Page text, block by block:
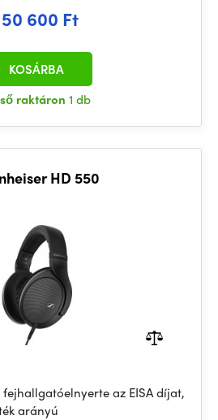
600 Ft
raktáron 1 db
KOSÁRBA
HD 550
az EISA díjat,
arányú